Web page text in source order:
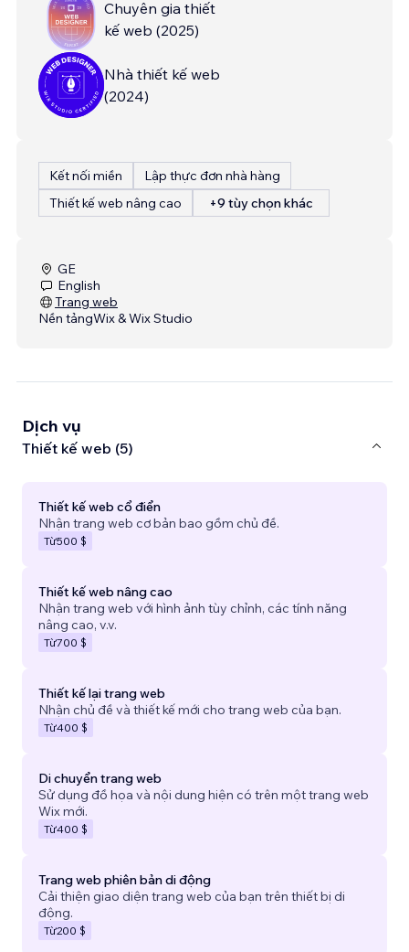
Chuyên gia thiết
kế web (2025)
Nhà thiết kế web
(2024)
Kết nối miền
Lập thực đơn nhà hàng
Thiết kế web nâng cao
+9 tùy chọn khác
GE
English
Trang web
Nền tảngWix & Wix Studio
Dịch vụ
Thiết kế web (5)
Thiết kế web cổ điển
Nhận trang web cơ bản bao gồm chủ đề.
Từ500 $
Thiết kế web nâng cao
Nhận trang web với hình ảnh tùy chỉnh, các tính năng
nâng cao, v.v.
Từ700 $
Thiết kế lại trang web
Nhận chủ đề và thiết kế mới cho trang web của bạn.
Từ400 $
Di chuyển trang web
Sử dụng đồ họa và nội dung hiện có trên một trang web
Wix mới.
Từ400 $
Trang web phiên bản di động
Cải thiện giao diện trang web của bạn trên thiết bị di
động.
Từ200 $